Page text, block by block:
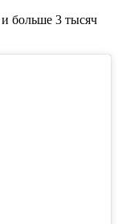
больше 3 тысяч